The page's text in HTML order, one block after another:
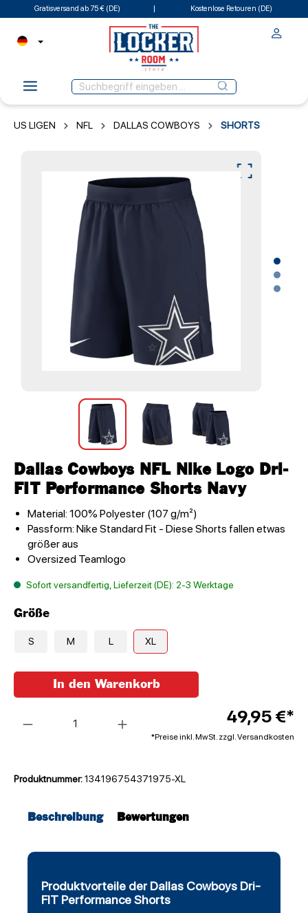
Gratisversand ab 75 € (DE) Kostenlose Retouren (DE)
US LIGEN NFL DALLAS COWBOYS SHORTS
Dallas Cowboys NFL Nike Logo Dri-
FIT Performance Shorts Navy
Material: 100% Polyester (107 g/m²)
Passform: Nike Standard Fit - Diese Shorts fallen etwas
größer aus
Oversized Teamlogo
Sofort versandfertig, Lieferzeit (DE): 2-3 Werktage
Größe
S M L XL
49,95 €*
*Preise inkl. MwSt. zzgl. Versandkosten
In den Warenkorb
Produktnummer:134196754371975-XL
Beschreibung Bewertungen
Produktvorteile der Dallas Cowboys Dri-
FIT Performance Shorts